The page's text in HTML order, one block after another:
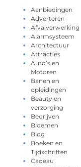
Aanbiedingen
Adverteren
Afvalverwerking
Alarmsysteem
Architectuur
Attracties
Auto’s en
Motoren
Banen en
opleidingen
Beauty en
verzorging
Bedrijven
Bloemen
Blog
Boeken en
Tijdschriften
Cadeau